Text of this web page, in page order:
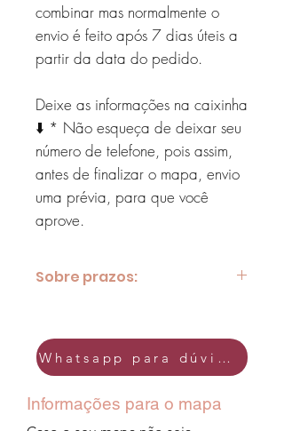
combinar mas normalmente o
envio é feito após 7 dias úteis a
partir da data do pedido.
Deixe as informações na caixinha
⬇️ * Não esqueça de deixar seu
número de telefone, pois assim,
antes de finalizar o mapa, envio
uma prévia, para que você
aprove.
Sobre prazos:
entrega será combinado através do
WhastApp.
Whatsapp para dúvidas
Informações para o mapa